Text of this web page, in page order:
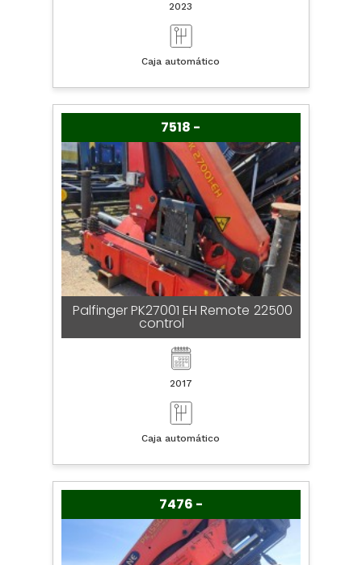
2023
Caja automático
7518 -
Palfinger PK27001 EH Remote
control
22500
2017
Caja automático
7476 -